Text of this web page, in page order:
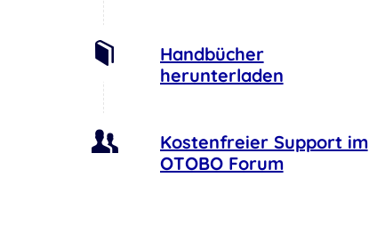
Handbücher
herunterladen
Kostenfreier Support im
OTOBO Forum